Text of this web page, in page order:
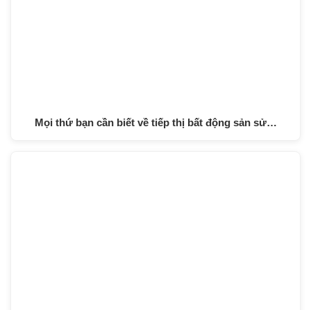
Mọi thứ bạn cần biết về tiếp thị bất động sản sử…